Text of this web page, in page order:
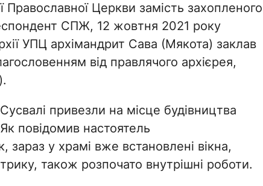
Православної Церкви замість захопленого
СПЖ, 12 жовтня 2021 року
УПЦ архімандрит Сава (Мякота) заклав
від правлячого архієрея,
привезли на місце будівництва
повідомив настоятель
у храмі вже встановлені вікна,
також розпочато внутрішні роботи.